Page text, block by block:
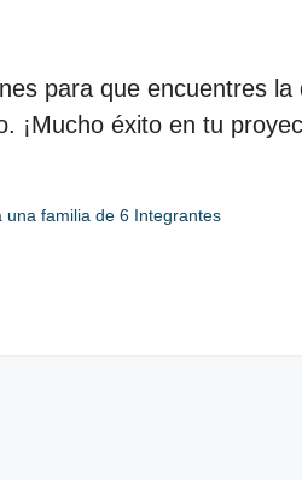
para que encuentres
¡Mucho éxito en tu
una familia de 6 Integrantes